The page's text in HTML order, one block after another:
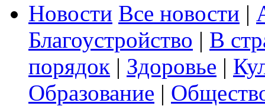
Новости Все новости |
Благоустройство | В
порядок | Здоровье |
Образование |